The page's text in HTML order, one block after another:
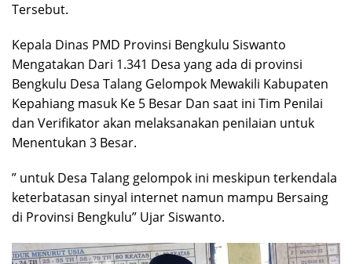
Tersebut.
Kepala Dinas PMD Provinsi Bengkulu Siswanto
Mengatakan Dari 1.341 Desa yang ada di provinsi
Bengkulu Desa Talang Gelompok Mewakili Kabupaten
Kepahiang masuk Ke 5 Besar Dan saat ini Tim Penilai
dan Verifikator akan melaksanakan penilaian untuk
Menentukan 3 Besar.
” untuk Desa Talang gelompok ini meskipun terkendala
keterbatasan sinyal internet namun mampu Bersaing
di Provinsi Bengkulu” Ujar Siswanto.